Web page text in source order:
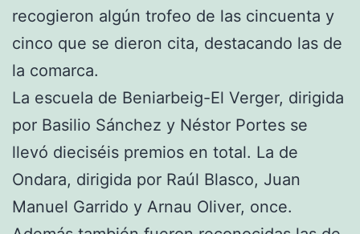
recogieron algún trofeo de las cincuenta y
cinco que se dieron cita, destacando las de
la comarca.
La escuela de Beniarbeig-El Verger, dirigida
por Basilio Sánchez y Néstor Portes se
llevó dieciséis premios en total. La de
Ondara, dirigida por Raúl Blasco, Juan
Manuel Garrido y Arnau Oliver, once.